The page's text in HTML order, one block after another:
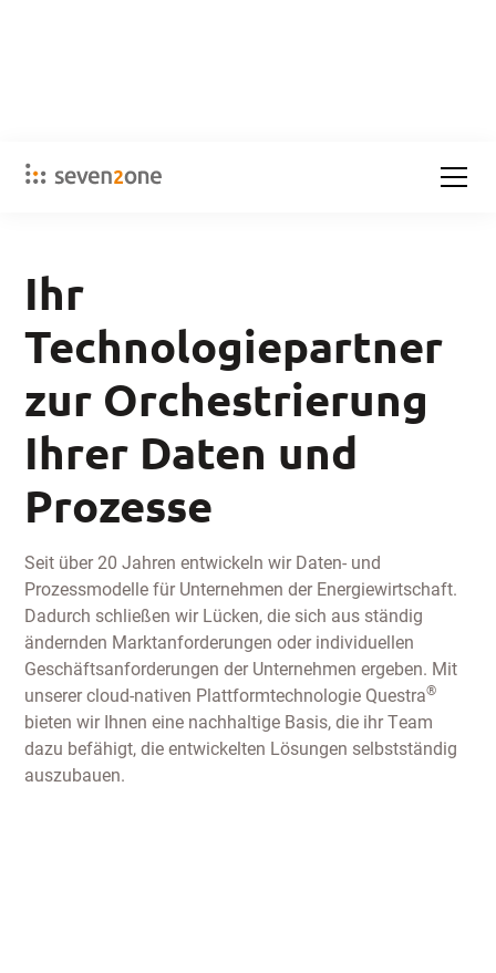
Ihr
Technologiepartner
zur Orchestrierung
Ihrer Daten und
Prozesse
Seit über 20 Jahren entwickeln wir Daten- und
Prozessmodelle für Unternehmen der Energiewirtschaft.
Dadurch schließen wir Lücken, die sich aus ständig
ändernden Marktanforderungen oder individuellen
Geschäftsanforderungen der Unternehmen ergeben. Mit
unserer cloud-nativen Plattformtechnologie Questra®
bieten wir Ihnen eine nachhaltige Basis, die ihr Team
dazu befähigt, die entwickelten Lösungen selbstständig
auszubauen.